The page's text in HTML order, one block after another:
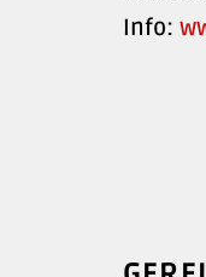
Info: